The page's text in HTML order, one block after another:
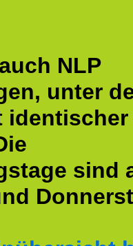
NLP
unter
identischer
sind